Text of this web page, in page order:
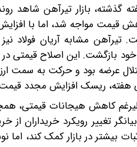
اردیبهشت ۱۴۰۵ اعلام شد. در هفته گذشته،
با کاهش قیمت مواجه شد، اما با
مشابه آریان فولاد
این اصلاح قیمتی در
عرضه بود و حرکت به سمت
هفته، ریسک افزایش مجدد
کاهش هیجانات قیمتی،
تغییر رویکرد خریداران
بیشتر در بازار کمک کند،